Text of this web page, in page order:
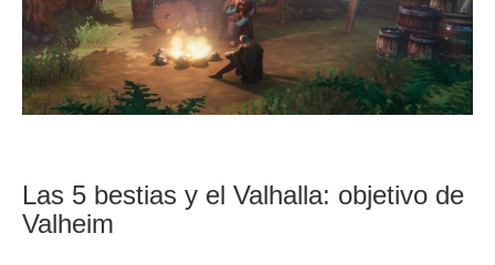
Las 5 bestias y el Valhalla: objetivo de
Valheim